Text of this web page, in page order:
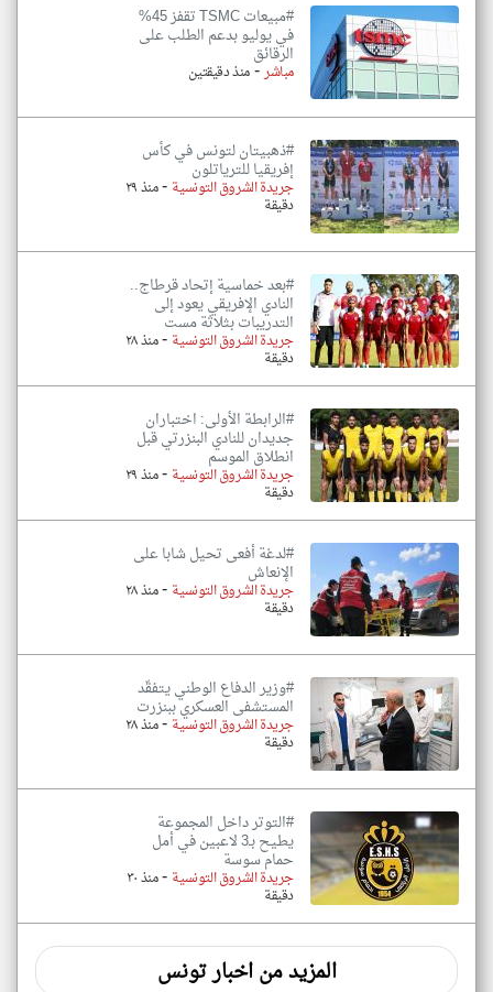
#مبيعات TSMC تقفز 45%
في يوليو بدعم الطلب على
الرقائق
مباشر-منذ دقيقتين
#ذهبيتان لتونس في كأس
إفريقيا للترياتلون
جريدة الشروق التونسية - منذ ٢٩
دقيقة
#بعد خماسية إتحاد قرطاج..
النادي الإفريقي يعود إلى
التدريبات بثلاثة مست
جريدة الشروق التونسية - منذ ٢٨
دقيقة
#الرابطة الأولى: اختباران
جديدان للنادي البنزرتي قبل
انطلاق الموسم
جريدة الشروق التونسية - منذ ٢٩
دقيقة
#لدغة أفعى تحيل شابا على
الإنعاش
جريدة الشروق التونسية - منذ ٢٨
دقيقة
#وزير الدفاع الوطني يتفقّد
المستشفى العسكري ببنزرت
جريدة الشروق التونسية- منذ ٢٨
دقيقة
#التوتر داخل المجموعة
يطيح بـ3 لاعبين في أمل
حمام سوسة
جريدة الشروق التونسية - منذ ٣٠
دقيقة
المزيد من اخبار تونس